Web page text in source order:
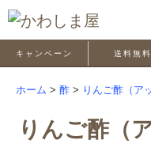
キャンペーン 送料無料
ホーム > 酢 > りんご酢（ア
りんご酢（